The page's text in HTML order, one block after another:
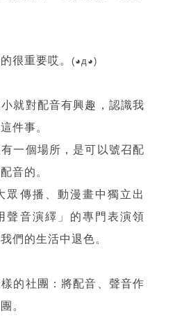
很重要哎。 (◕д◕)
就對配音有興趣，認識我
件事。
一個場所，是可以號召配
音的。
眾傳播、動漫畫中獨立出
聲音演繹」的專門表演領
們的生活中退色。
的社團：將配音、聲音作
。